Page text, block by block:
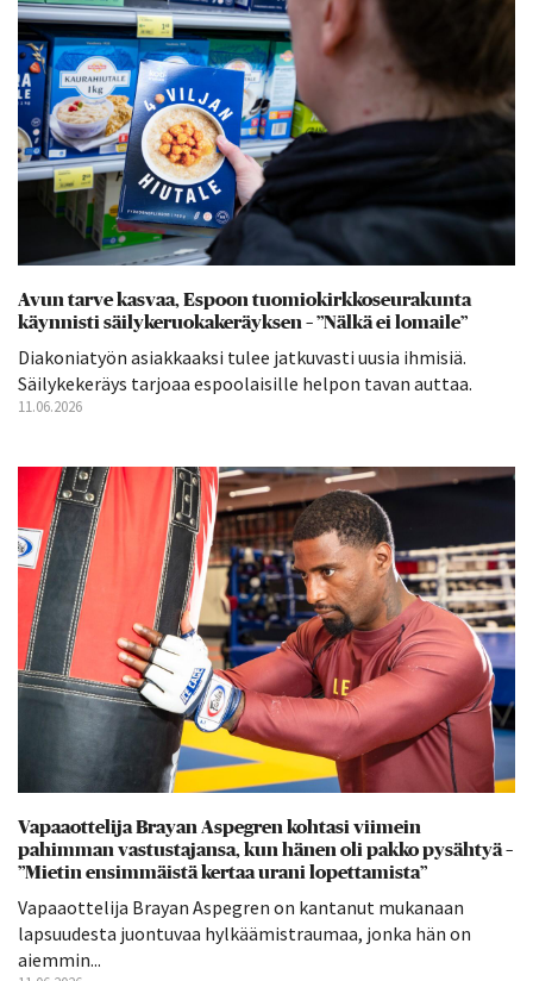
Avun tarve kasvaa, Espoon tuomiokirkkoseurakunta
käynnisti säilykeruokakeräyksen – ”Nälkä ei lomaile”
Diakoniatyön asiakkaaksi tulee jatkuvasti uusia ihmisiä.
Säilykekeräys tarjoaa espoolaisille helpon tavan auttaa.
11.06.2026
Vapaaottelija Brayan Aspegren kohtasi viimein
pahimman vastustajansa, kun hänen oli pakko pysähtyä –
”Mietin ensimmäistä kertaa urani lopettamista”
Vapaaottelija Brayan Aspegren on kantanut mukanaan
lapsuudesta juontuvaa hylkäämistraumaa, jonka hän on
aiemmin...